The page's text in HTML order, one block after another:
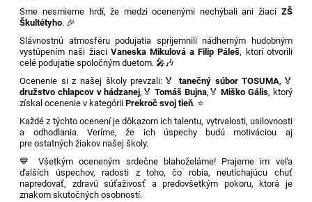
Sme nesmierne hrdí, že medzi ocenenými nechýbali ani žiaci ZŠ
Škultétyho. 🎉
Slávnostnú atmosféru podujatia spríjemnili nádherným hudobným
vystúpením naši žiaci Vaneska Mikulová a Filip Páleš, ktorí otvorili
celé podujatie spoločným duetom. 🎤🎶
Ocenenie si z našej školy prevzali: 🏅 tanečný súbor TOSUMA, 🏅
družstvo chlapcov v hádzanej, 🏅Tomáš Bujna, 🏅Miško Gális, ktorý
získal ocenenie v kategóriiPrekroč svoj tieň. ⭐
Každé z týchto ocenení je dôkazom ich talentu, vytrvalosti, usilovnosti
a odhodlania. Veríme, že ich úspechy budú motiváciou aj
pre ostatných žiakov našej školy.
💙 Všetkým oceneným srdečne blahoželáme! Prajeme im veľa
ďalších úspechov, radosti z toho, čo robia, neutíchajúcu chuť
napredovať, zdravú súťaživosť a predovšetkým pokoru, ktorá je
znakom skutočných osobností.